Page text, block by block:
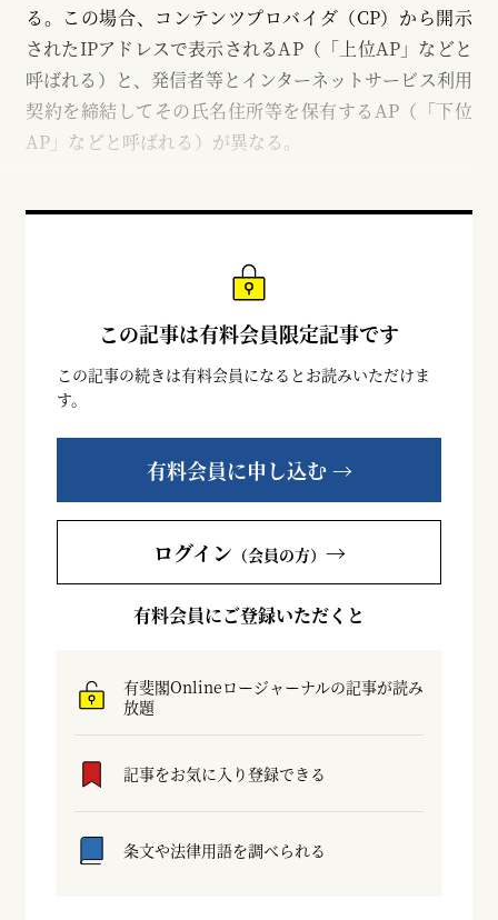
る。この場合、コンテンツプロバイダ（CP）から開示
されたIPアドレスで表示されるAP（「上位AP」などと
呼ばれる）と、発信者等とインターネットサービス利用
契約を締結してその氏名住所等を保有するAP（「下位
AP」などと呼ばれる）が異なる。
この記事は有料会員限定記事です
この記事の続きは有料会員になるとお読みいただけま
す。
有料会員に申し込む →
ログイン （会員の方） →
有料会員にご登録いただくと
有斐閣Onlineロージャーナルの記事が読み
放題
記事をお気に入り登録できる
条文や法律用語を調べられる